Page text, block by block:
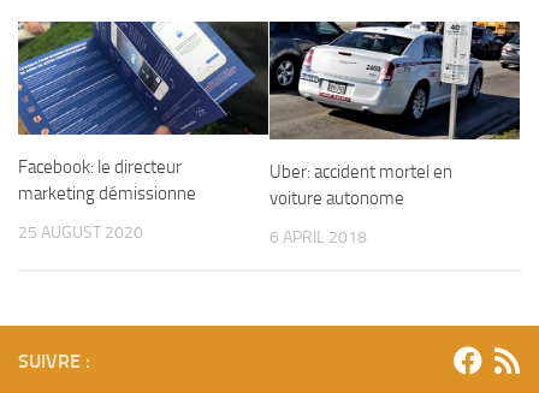
Facebook: le directeur
marketing démissionne
25 AUGUST 2020
Uber: accident mortel en
voiture autonome
6 APRIL 2018
SUIVRE :